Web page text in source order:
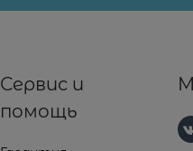
Сервис и
помощь